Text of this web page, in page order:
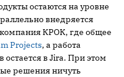
остаются на уровне
внедряется
КРОК, где общее
Projects, а работа
остается в Jira. При этом
решения ничуть